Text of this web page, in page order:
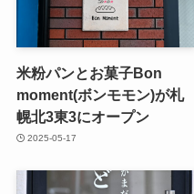
米粉パンとお菓子Bon
moment(ボンモモン)が札
幌北3東3にオープン
2025-05-17